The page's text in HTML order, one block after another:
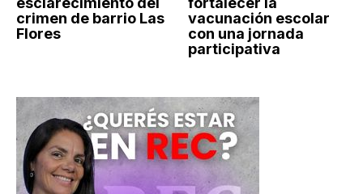
crimen de barrio Las
Flores
vacunación escolar
con una jornada
participativa